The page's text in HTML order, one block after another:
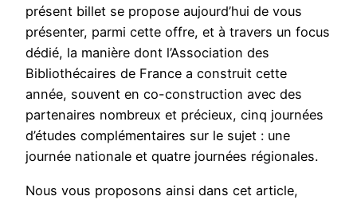
présent billet se propose aujourd’hui de vous
présenter, parmi cette offre, et à travers un focus
dédié, la manière dont l’Association des
Bibliothécaires de France a construit cette
année, souvent en co-construction avec des
partenaires nombreux et précieux, cinq journées
d’études complémentaires sur le sujet : une
journée nationale et quatre journées régionales.
Nous vous proposons ainsi dans cet article,